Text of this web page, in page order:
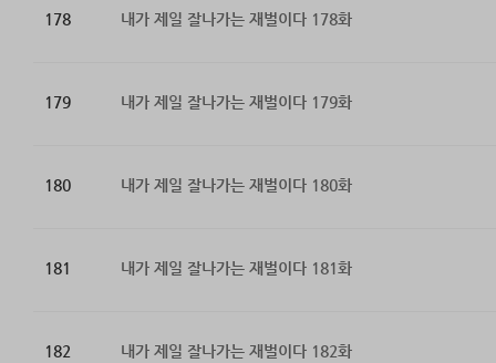
178 내가 제일 잘나가는 재벌이다 178화
179 내가 제일 잘나가는 재벌이다 179화
180 내가 제일 잘나가는 재벌이다 180화
181 내가 제일 잘나가는 재벌이다 181화
182 내가 제일 잘나가는 재벌이다 182화